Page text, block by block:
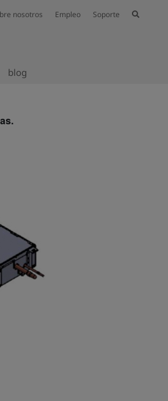
nosotros Empleo Soporte
blog